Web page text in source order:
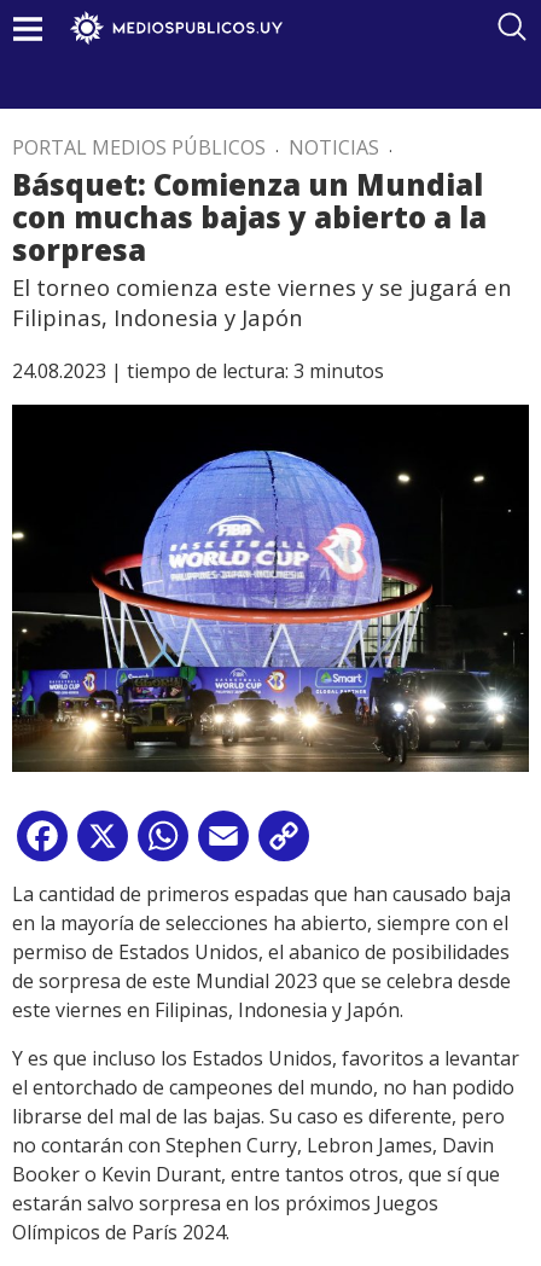
PORTAL MEDIOS PÚBLICOS . NOTICIAS .
Básquet: Comienza un Mundial
con muchas bajas y abierto a la
sorpresa
El torneo comienza este viernes y se jugará en
Filipinas, Indonesia y Japón
24.08.2023 | tiempo de lectura: 3 minutos
Facebook
X WhatsApp
Email
Link
La cantidad de primeros espadas que han causado baja
en la mayoría de selecciones ha abierto, siempre con el
permiso de Estados Unidos, el abanico de posibilidades
de sorpresa de este Mundial 2023 que se celebra desde
este viernes en Filipinas, Indonesia y Japón.
Y es que incluso los Estados Unidos, favoritos a levantar
el entorchado de campeones del mundo, no han podido
librarse del mal de las bajas. Su caso es diferente, pero
no contarán con Stephen Curry, Lebron James, Davin
Booker o Kevin Durant, entre tantos otros, que sí que
estarán salvo sorpresa en los próximos Juegos
Olímpicos de París 2024.